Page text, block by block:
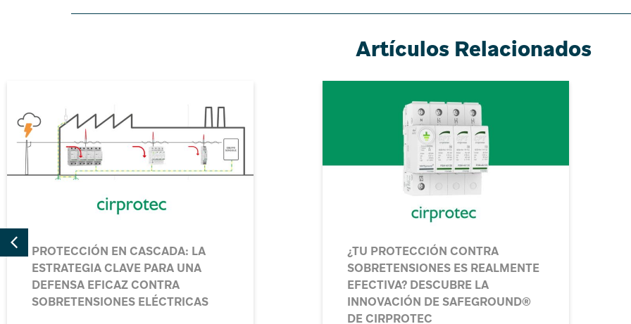
Artículos Relacionados
¿TU PROTECCIÓN CONTRA
SOBRETENSIONES ES REALMENTE
EFECTIVA? DESCUBRE LA
INNOVACIÓN DE SAFEGROUND®
CÓMO ELEGIR EL DPS ELÉCTRICO
PERFECTO: PROTEGE TUS
EQUIPOS DE FORMA SEGURA